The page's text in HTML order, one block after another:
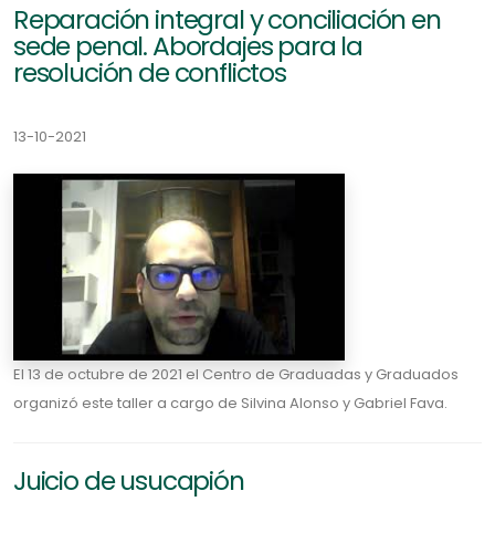
Reparación integral y conciliación en
sede penal. Abordajes para la
resolución de conflictos
13-10-2021
El 13 de octubre de 2021 el Centro de Graduadas y Graduados
organizó este taller a cargo de Silvina Alonso y Gabriel Fava.
Juicio de usucapión